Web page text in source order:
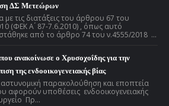
ΔΣ Μετεώρων
τις διατάξεις του άρθρου 67 του
(ΦΕΚ Α ́ 87-7.6.2010) , όπως αυτό
από το άρθρο 74 του ν.4555/2018 ...
ανακοίνωσε ο Χρυσοχοΐδης για την
της ενδοοικογενειακής βίας
παρακολούθηση και εποπτεία
αφορούν υποθέσεις ενδοοικογενειακής
Πρ...